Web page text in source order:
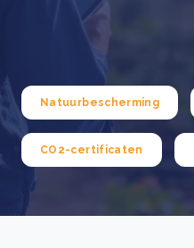
Natuurbescherming
CO2-certificaten